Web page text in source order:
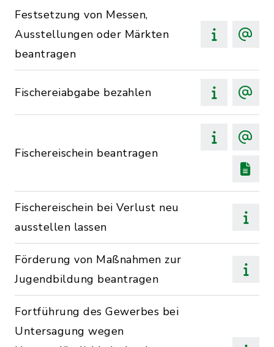
Festsetzung von Messen,
Ausstellungen oder Märkten
beantragen
Fischereiabgabe bezahlen
Fischereischein beantragen
Fischereischein bei Verlust neu
ausstellen lassen
Förderung von Maßnahmen zur
Jugendbildung beantragen
Fortführung des Gewerbes bei
Untersagung wegen